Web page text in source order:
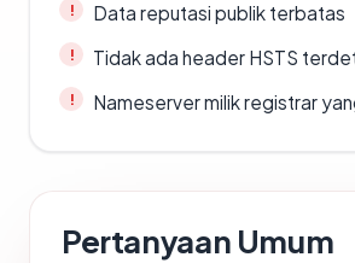
Data reputasi publik terbatas
Tidak ada header HSTS
Nameserver milik registrar
Pertanyaan Umum